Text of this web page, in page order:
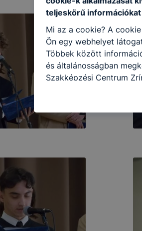
teljeskörű információkat
Mi az a cookie? A
Ön egy webhelyet
Többek között
és általánosságban
Szakképzési Centrum
a következő célokból
használja Ön a
látogatja, vagy
még jobb felhasználói
legtöbb böngésző
ezek általában
célja honlapunk
lehetővé tétele, a
előfordulhat, hogy
teljes körű